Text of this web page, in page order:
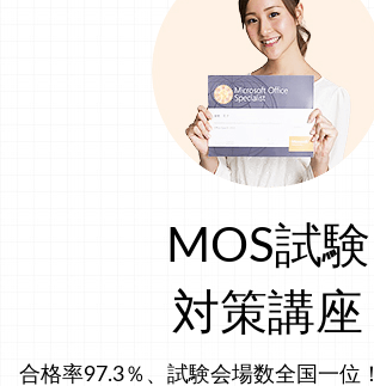
MOS試験
対策講座
合格率97.3％、試験会場数全国一位！